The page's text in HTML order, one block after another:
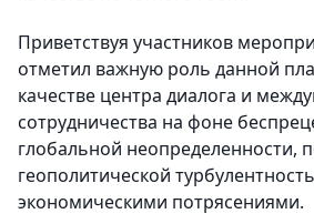
Приветствуя участников
отметил важную роль данной
качестве центра диалога и
сотрудничества на фоне
глобальной неопределенности,
геополитической
экономическими потрясениями.